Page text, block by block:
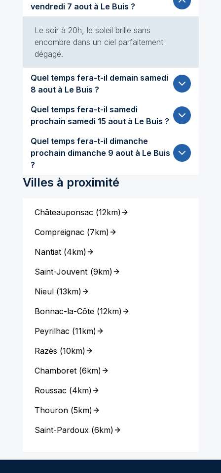
vendredi 7 aout à Le Buis ?
Le soir à 20h, le soleil brille sans
encombre dans un ciel parfaitement
dégagé.
Quel temps fera-t-il demain samedi
8 aout à Le Buis ?
Quel temps fera-t-il samedi
prochain samedi 15 aout à Le Buis ?
Quel temps fera-t-il dimanche
prochain dimanche 9 aout à Le Buis
?
Villes à proximité
Châteauponsac (12km)
Compreignac (7km)
Nantiat(4km)
Saint-Jouvent (9km)
Nieul(13km)
Bonnac-la-Côte(12km)
Peyrilhac (11km)
Razès (10km)
Chamboret(6km)
Roussac (4km)
Thouron(5km)
Saint-Pardoux(6km)